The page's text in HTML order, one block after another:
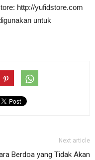
http://yufidstore.com
untuk
Next article
Berdoa yang Tidak Akan